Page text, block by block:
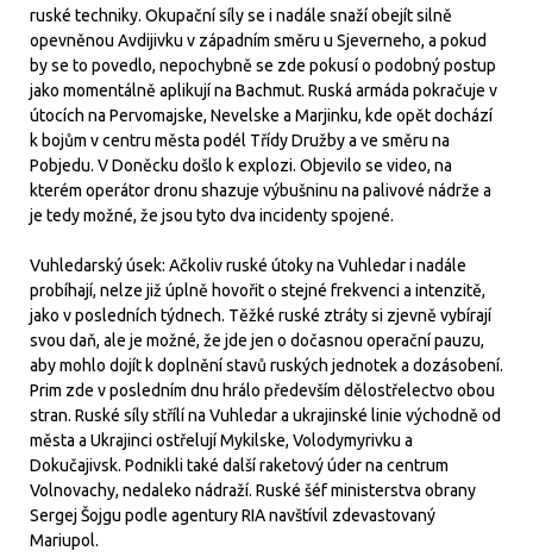
ruské techniky. Okupační síly se i nadále snaží obejít silně
opevněnou Avdijivku v západním směru u Sjeverneho, a pokud
by se to povedlo, nepochybně se zde pokusí o podobný postup
jako momentálně aplikují na Bachmut. Ruská armáda pokračuje v
útocích na Pervomajske, Nevelske a Marjinku, kde opět dochází
k bojům v centru města podél Třídy Družby a ve směru na
Pobjedu. V Doněcku došlo k explozi. Objevilo se video, na
kterém operátor dronu shazuje výbušninu na palivové nádrže a
je tedy možné, že jsou tyto dva incidenty spojené.
Vuhledarský úsek: Ačkoliv ruské útoky na Vuhledar i nadále
probíhají, nelze již úplně hovořit o stejné frekvenci a intenzitě,
jako v posledních týdnech. Těžké ruské ztráty si zjevně vybírají
svou daň, ale je možné, že jde jen o dočasnou operační pauzu,
aby mohlo dojít k doplnění stavů ruských jednotek a dozásobení.
Prim zde v posledním dnu hrálo především dělostřelectvo obou
stran. Ruské síly střílí na Vuhledar a ukrajinské linie východně od
města a Ukrajinci ostřelují Mykilske, Volodymyrivku a
Dokučajivsk. Podnikli také další raketový úder na centrum
Volnovachy, nedaleko nádraží. Ruské šéf ministerstva obrany
Sergej Šojgu podle agentury RIA navštívil zdevastovaný
Mariupol.